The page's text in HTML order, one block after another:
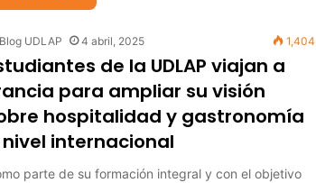
Blog UDLAP 4 abril, 2025 1,404
de la UDLAP viajan a
para ampliar su visión
hospitalidad y gastronomía
internacional
parte de su formación integral y con el objetivo